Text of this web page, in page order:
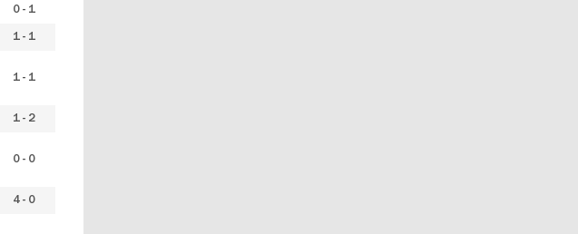
0 - 1
1 - 1
1 - 1
1 - 2
0 - 0
4 - 0